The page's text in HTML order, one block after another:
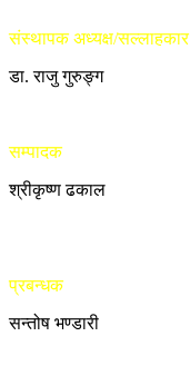
संस्थापक अध्यक्ष/सल्लाहकार
डा. राजु गुरुङ्ग
सम्पादक
श्रीकृष्ण ढकाल
प्रबन्धक
सन्तोष भण्डारी